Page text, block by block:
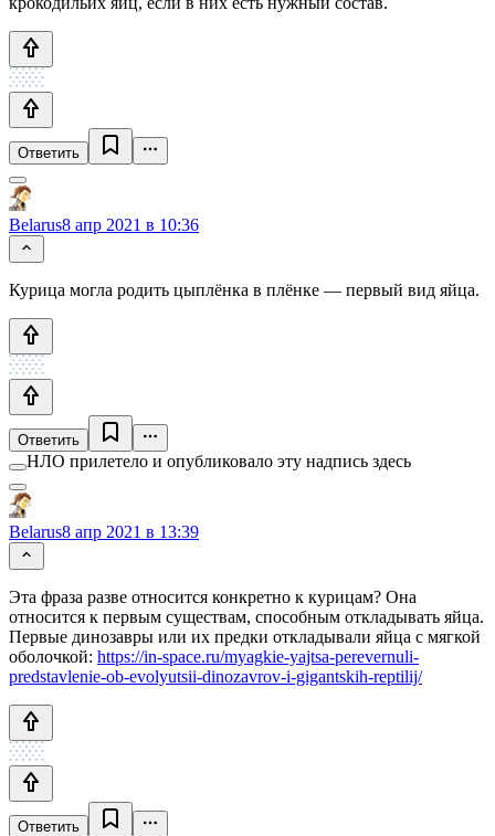
Ответить
Belarus8 апр 2021 в 10:36
Курица могла родить цыплёнка в плёнке — первый вид яйца.
Ответить
НЛО прилетело и опубликовало эту надпись здесь
Belarus8 апр 2021 в 13:39
Эта фраза разве относится конкретно к курицам? Она
относится к первым существам, способным откладывать яйца.
Первые динозавры или их предки откладывали яйца с мягкой
оболочкой: https://in-space.ru/myagkie-yajtsa-perevernuli-
predstavlenie-ob-evolyutsii-dinozavrov-i-gigantskih-reptilij/
Ответить